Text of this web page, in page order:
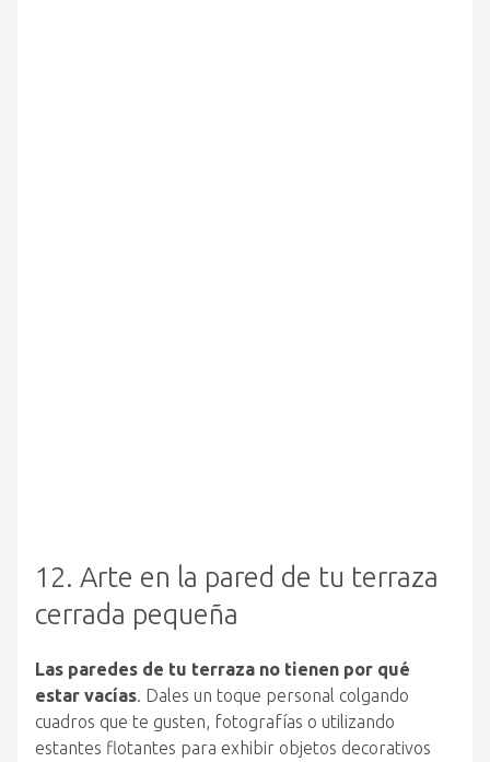
12. Arte en la pared de tu terraza
cerrada pequeña
Las paredes de tu terraza no tienen por qué
estar vacías. Dales un toque personal colgando
cuadros que te gusten, fotografías o utilizando
estantes flotantes para exhibir objetos decorativos